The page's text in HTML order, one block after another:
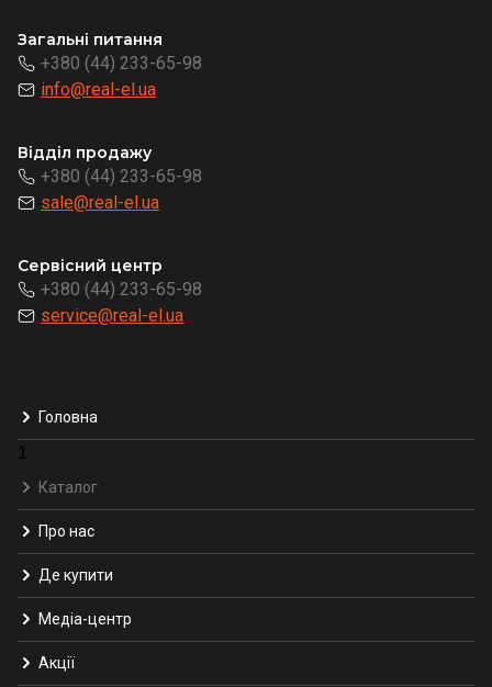
Загальні питання
+380 (44) 233-65-98
info@real-el.ua
Відділ продажу
+380 (44) 233-65-98
sale@real-el.ua
Сервісний центр
+380 (44) 233-65-98
service@real-el.ua
Головна
1
Каталог
Про нас
Де купити
Медіа-центр
Акції